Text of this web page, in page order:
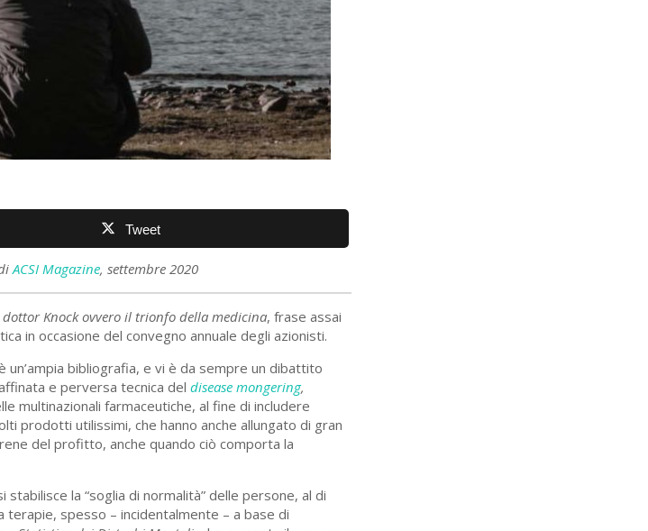
Tweet
ACSI Magazine, settembre 2020
Knock ovvero il trionfo della medicina, frase assai
in occasione del convegno annuale degli azionisti.
bibliografia, e vi è da sempre un dibattito
e perversa tecnica deldisease mongering,
multinazionali farmaceutiche, al fine di includere
prodotti utilissimi, che hanno anche allungato di gran
del profitto, anche quando ciò comporta la
stabilisce la “soglia di normalità” delle persone, al di
spesso – incidentalmente – a base di